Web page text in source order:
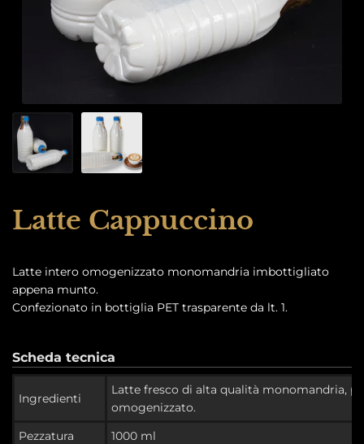
Latte Cappuccino
Latte intero omogenizzato monomandria imbottigliato
appena munto.
Confezionato in bottiglia PET trasparente da lt. 1.
Scheda tecnica
Ingredienti
Latte fresco di alta qualità monomandria,
omogenizzato.
Pezzatura
1000 ml